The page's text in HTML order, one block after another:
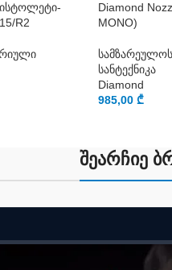
R2
Diamond
MONO)
სანტექნიკა
Diamond
985,00 ₾
შეარჩიე